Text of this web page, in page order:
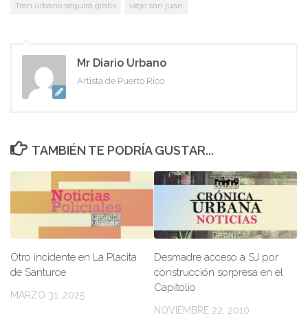
Tren urbano seguirá gratis
viejo san juan
Mr Diario Urbano
Artista de Puerto Rico
TAMBIÉN TE PODRÍA GUSTAR...
Otro incidente en La Placita
de Santurce
MARZO 31, 2025
Desmadre acceso a SJ por
construcción sorpresa en el
Capitolio
NOVIEMBRE 22, 2010